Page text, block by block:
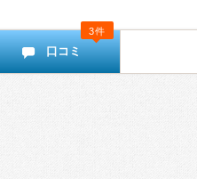
口コミ
3件